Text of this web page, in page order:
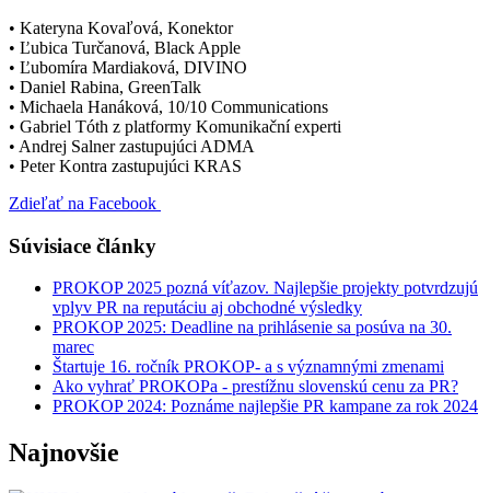
• Kateryna Kovaľová, Konektor
• Ľubica Turčanová, Black Apple
• Ľubomíra Mardiaková, DIVINO
• Daniel Rabina, GreenTalk
• Michaela Hanáková, 10/10 Communications
• Gabriel Tóth z platformy Komunikační experti
• Andrej Salner zastupujúci ADMA
• Peter Kontra zastupujúci KRAS
Zdieľať na Facebook
Súvisiace články
PROKOP 2025 pozná víťazov. Najlepšie projekty potvrdzujú
vplyv PR na reputáciu aj obchodné výsledky
PROKOP 2025: Deadline na prihlásenie sa posúva na 30.
marec
Štartuje 16. ročník PROKOP- a s významnými zmenami
Ako vyhrať PROKOPa - prestížnu slovenskú cenu za PR?
PROKOP 2024: Poznáme najlepšie PR kampane za rok 2024
Najnovšie